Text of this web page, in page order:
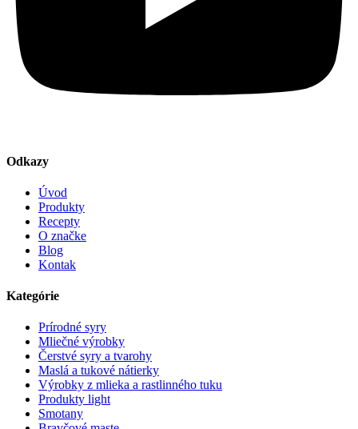
Odkazy
Úvod
Produkty
Recepty
O značke
Blog
Kontak
Kategórie
Prírodné syry
Mliečné výrobky
Čerstvé syry a tvarohy
Maslá a tukové nátierky
Výrobky z mlieka a rastlinného tuku
Produkty light
Smotany